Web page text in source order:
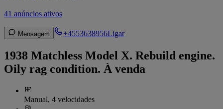
41 anúncios ativos
Mensagem +4553638956Ligar
1938 Matchless Model X. Rebuild engine.
Oily rag condition. À venda
Manual, 4 velocidades